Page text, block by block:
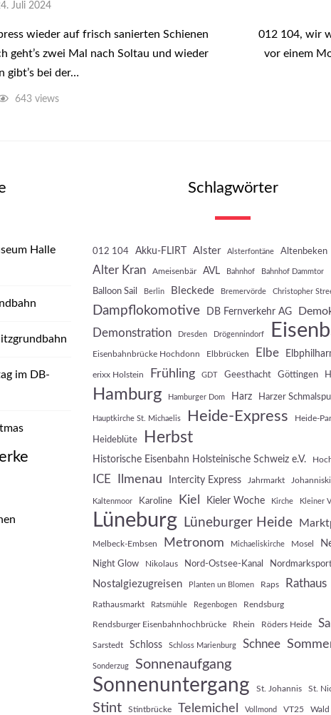
Juli 2024
wieder auf frisch sanierten Schienen
geht’s zwei Mal nach Soltau und wieder
gibt’s bei der…
643 views
012 104, wir
vor einem
Halle
im DB-
Schlagwörter
012 104 Akku-FLIRT Alster Alsterfontäne Altenbeken
Alter Kran Ameisenbär AVL Bahnhof Bahnhof Dammtor
Balloon Sail Berlin Bleckede Bremervörde Christopher
Dampflokomotive DB Fernverkehr AG
Demonstration Dresden Drögennindorf
Eisenbahnbrücke Hochdonn Elbbrücken Elbe
erixx Holstein Frühling GDT Geesthacht Göttingen
Hamburg Hamburger Dom Harz Harzer
Hauptkirche St. Michaelis Heide-Express Heide-
Heideblüte Herbst
Historische Eisenbahn Holsteinische Schweiz e.V.
ICE Ilmenau Intercity Express Jahrmarkt
Kaltenmoor Karoline Kiel Kieler Woche Kirche Kleiner
Lüneburg Lüneburger Heide
Melbeck-Embsen Metronom Michaeliskirche Mosel
Night Glow Nikolaus Nord-Ostsee-Kanal
Nostalgiezugreisen Planten un Blomen Raps Rathaus
Rathausmarkt Ratsmühle Regenbogen Rendsburg
Rendsburger Eisenbahnhochbrücke Rhein Röders Heide
Sarstedt Schloss Schloss Marienburg Schnee
Sonderzug Sonnenaufgang
Sonnenuntergang St. Johannis St.
Stint Stintbrücke Telemichel Vollmond VT25 Wald